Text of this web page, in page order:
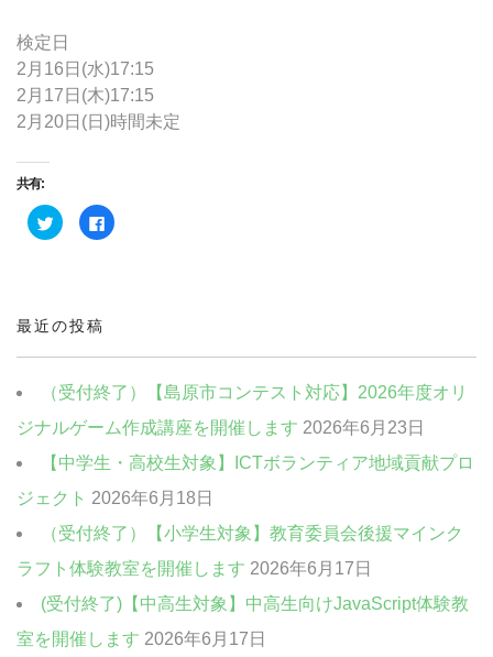
検定日
2月16日(水)17:15
2月17日(木)17:15
2月20日(日)時間未定
共有:
ク
リ
共
有
し
ウ
ィ
ド
で
開
ま
す)
Facebook
で
ク
て
く
さ
(新
し
ウ
ィ
ン
ド
で
開
ま
す)
最近の投稿
（受付終了）【島原市コンテスト対応】2026年度オリ
ジナルゲーム作成講座を開催します 2026年6月23日
【中学生・高校生対象】ICTボランティア地域貢献プロ
ジェクト 2026年6月18日
（受付終了）【小学生対象】教育委員会後援マインク
ラフト体験教室を開催します 2026年6月17日
(受付終了)【中高生対象】中高生向けJavaScript体験教
室を開催します 2026年6月17日